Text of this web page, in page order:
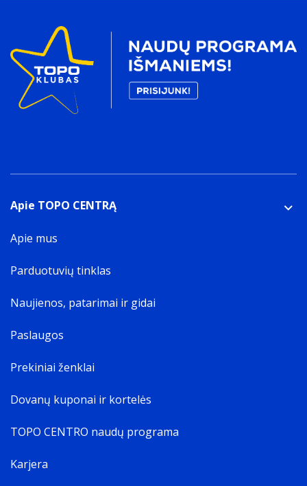
Apie TOPO CENTRĄ
Apie mus
Parduotuvių tinklas
Naujienos, patarimai ir gidai
Paslaugos
Prekiniai ženklai
Dovanų kuponai ir kortelės
TOPO CENTRO naudų programa
Karjera